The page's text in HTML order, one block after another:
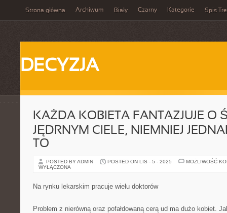
Strona główna Archiwum Biały Czarny Kategorie Spis
DECYZJA
KAŻDA KOBIETA FANTAZJUJE O
JĘDRNYM CIELE, NIEMNIEJ
TO
POSTED BY ADMIN POSTED ON LIS - 5 - 2025
MOŻLIWOŚĆ
WYŁĄCZONA
Na rynku lekarskim pracuje wielu doktorów
Problem z nierówną oraz pofałdowaną cerą ud ma dużo kobiet.